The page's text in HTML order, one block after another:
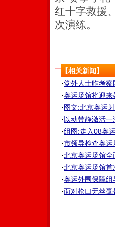
红十字救援
次演练。
【相关新闻】
·党外人士昨考
·奥运场馆将迎来
·图文:北京奥运
· 以动带静激活一
·组图:走入08奥
·市领导检查奥运
·北京奥运场馆全
·北京奥运场馆首
·奥运外围保障组
·面对枪口无丝毫